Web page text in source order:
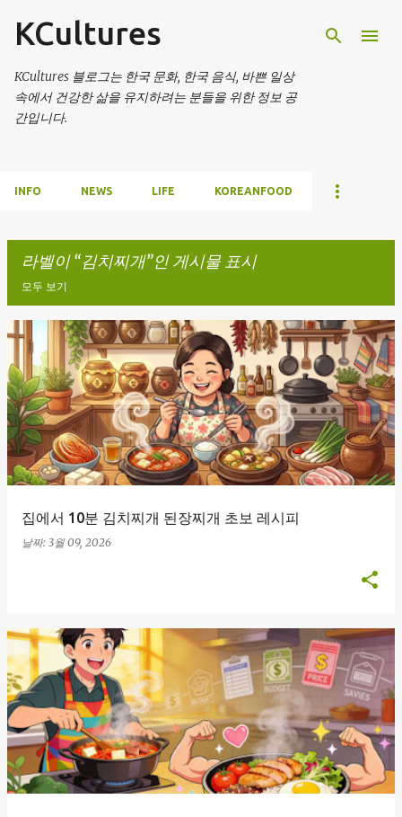
KCultures
KCultures 블로그는 한국 문화, 한국 음식, 바쁜 일상
속에서 건강한 삶을 유지하려는 분들을 위한 정보 공
간입니다.
INFO NEWS LIFE KOREANFOOD
라벨이 김치찌개 인 게시물 표시
모두 보기
집에서 10분 김치찌개 된장찌개 초보 레시피
날짜: 3월 09, 2026